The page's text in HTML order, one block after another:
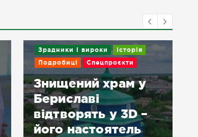
Зрадники і вироки
Історія
Подробиці
Спецпроєкти
Знищений храм у
Бериславі
відтворять у 3D –
його настоятель